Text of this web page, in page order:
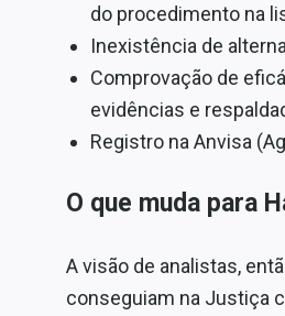
do procedimento na
Inexistência de
Comprovação de
evidências e
Registro na Anvisa
O que muda para
A visão de analistas,
conseguiam na Justiça